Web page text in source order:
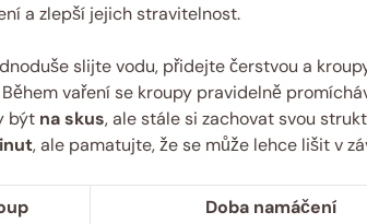
a zlepší jejich stravitelnost.
slijte vodu, přidejte čerstvou a
vaření se kroupy pravidelně
být na skus, ale stále si zachovat svou
, ale pamatujte, že se může lehce lišit v
Doba namáčení